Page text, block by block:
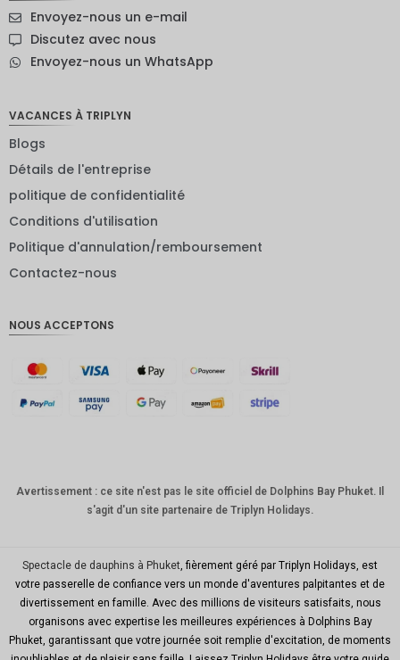
Dollar
zélandai
EUR
indienne
IDR
KRW
chinois
TWD
MYR
Envoyez-nous un e-mail
Discutez avec nous
Envoyez-nous un WhatsApp
VACANCES À TRIPLYN
Blogs
Détails de l'entreprise
politique de confidentialité
Conditions d'utilisation
Politique d'annulation/remboursement
Contactez-nous
NOUS ACCEPTONS
Avertissement : ce site n'est pas le site officiel de Dolphins Bay Phuket. Il
s'agit d'un site partenaire de Triplyn Holidays.
Spectacle de dauphins à Phuket , fièrement géré par Triplyn Holidays, est
votre passerelle de confiance vers un monde d'aventures palpitantes et de
divertissement en famille. Avec des millions de visiteurs satisfaits, nous
organisons avec expertise les meilleures expériences à Dolphins Bay
Phuket, garantissant que votre journée soit remplie d'excitation, de moments